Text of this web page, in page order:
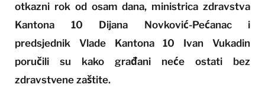
otkazni rok od osam dana, ministrica zdravstva
Kantona 10 Dijana Novković-Pećanac i
predsjednik Vlade Kantona 10 Ivan Vukadin
poručili su kako građani neće ostati bez
zdravstvene zaštite.